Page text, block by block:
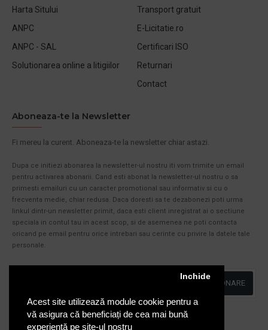
Acest site utilizează module cookie pentru a
vă asigura că beneficiați de cea mai bună
experiență pe site-ul nostru
Inchide
Harta Sitului
ANPC
ANPC - SAL
Solutionarea online a litigiilor
Transport gratuit
E-Licitatie.ro
Certificari ISO
Returnari
Contact
Aboneaza-te la Newsletter
Fi mereu la curent. Aboneaza-te la newsletter chiar astazi.
Dupa ce initiezi abonarea la newsletter-ul nostru iti vom trimite un email
pentru activarea abonarii. Cand esti abonat la newsletter-ul nostru o sa
primesti emailuri cu un caracter promotional sau informativ si cu o
frecventa medie, chiar redusa. Daca doresti sa te dezabonezi poti urma
linkul dintr-un newsletter primit, daca esti client inregistrat ai o sectiune
speciala in contul tau in acest scop, si de asemenea ne poti contacta
oricand pe email pentru orice intrebari sau cerinte cu privire la datele tale
personale.
ABONARE
Am citit şi sunt de acord cu Politica de Confidentialitate